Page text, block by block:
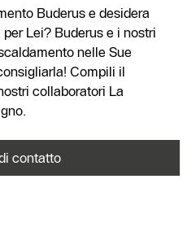
Buderus e desidera
Lei? Buderus e i nostri
nelle Sue
Compili il
collaboratori La
contatto